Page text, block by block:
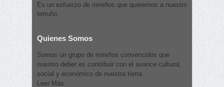
Es un esfuerzo de mireños que queremos a nuestro
terruño.
Quienes Somos
Somos un grupo de mireños convencidos que
nuestro deber es contribuir con el avance cultural,
social y económico de nuestra tierra.
Leer Más